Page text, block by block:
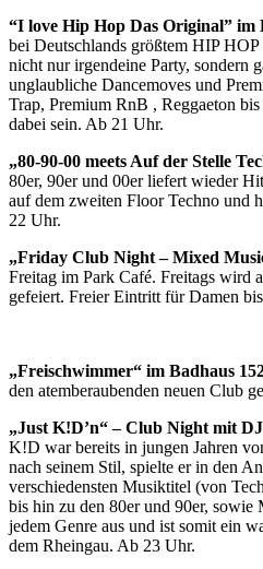
“I love Hip Hop Das Original” im
bei Deutschlands größtem HIP
nicht nur irgendeine Party, sondern
unglaubliche Dancemoves und
Trap, Premium RnB , Reggaeton
dabei sein. Ab 21 Uhr.
„80-90-00 meets Auf der Stelle
80er, 90er und 00er liefert wieder
auf dem zweiten Floor Techno und
22 Uhr.
„Friday Club Night – Mixed
Freitag im Park Café. Freitags wird
gefeiert. Freier Eintritt für Damen
„Freischwimmer“ im Badhaus
den atemberaubenden neuen Club
„Just K!D’n“ – Club Night mit
K!D war bereits in jungen Jahren
nach seinem Stil, spielte er in den
verschiedensten Musiktitel (von
bis hin zu den 80er und 90er, sowie
jedem Genre aus und ist somit ein
dem Rheingau. Ab 23 Uhr.